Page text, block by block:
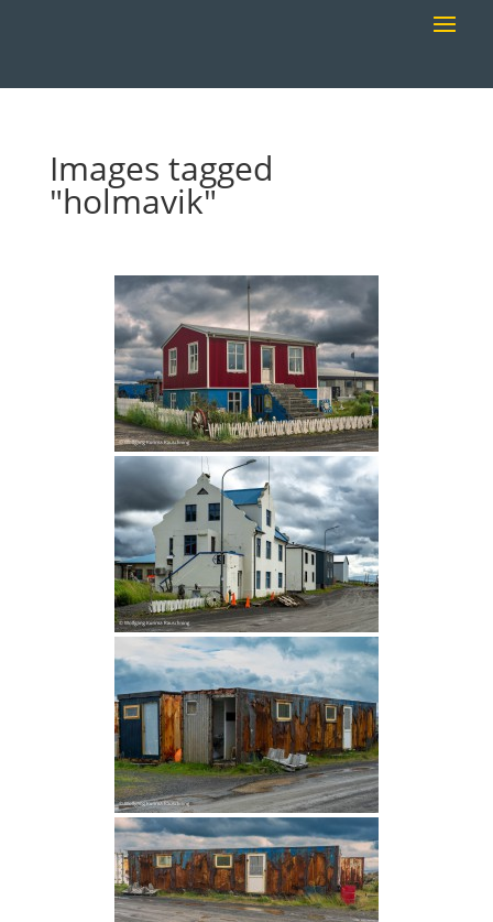
Images tagged
"holmavik"